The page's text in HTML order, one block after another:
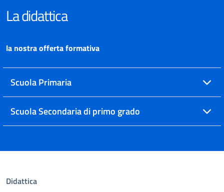
La didattica
la nostra offerta formativa
Scuola Primaria
Scuola Secondaria di primo grado
Didattica